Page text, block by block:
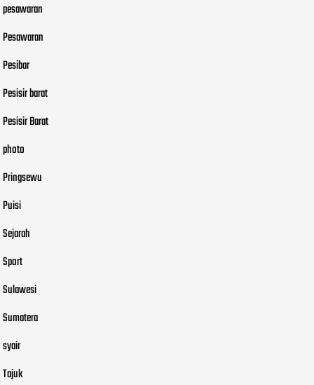
pesawaran
Pesawaran
Pesibar
Pesisir barat
Pesisir Barat
photo
Pringsewu
Puisi
Sejarah
Sport
Sulawesi
Sumatera
syair
Tajuk